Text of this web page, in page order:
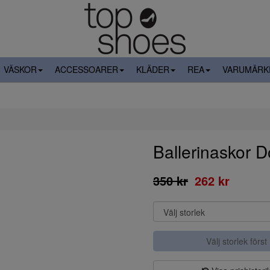
VÄSKOR ACCESSOARER KLÄDER REA
Ballerinaskor
350 kr 262 kr
Välj storlek först